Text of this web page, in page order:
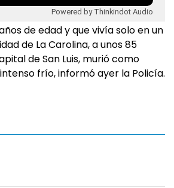
Powered by Thinkindot Audio
de edad y que vivía solo en un
de La Carolina, a unos 85
de San Luis, murió como
frío, informó ayer la Policía.